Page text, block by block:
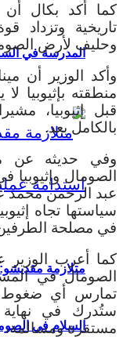
المدرسة في
السلام في
كما أكد بكال أن
تاريخية وتزداد
وحليف لأرض
وأكد الوزير أن
منطقته بإثيوبيا
قبل إثيوبيا،
بالكامل بعد.
وفي حديثه عن
عبد الرحمن محمد
سياستها تجاه
في مصلحة
كما أعرب الوزير
الصومال في
تمارس أي ضغوط
ستُدرك في
مستقرة